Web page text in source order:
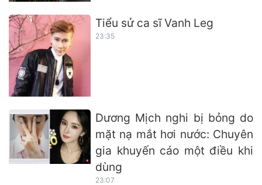
Tiểu sử ca sĩ Vanh Leg
23:35
Dương Mịch nghi bị bỏng do
mặt nạ mắt hơi nước: Chuyên
gia khuyến cáo một điều khi
dùng
23:07